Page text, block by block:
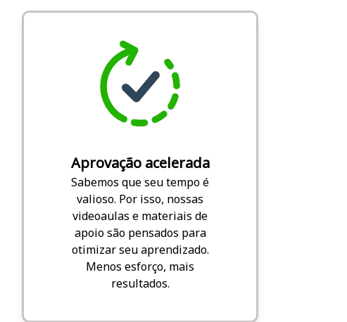
Aprovação acelerada
Sabemos que seu tempo é
valioso. Por isso, nossas
videoaulas e materiais de
apoio são pensados para
otimizar seu aprendizado.
Menos esforço, mais
resultados.